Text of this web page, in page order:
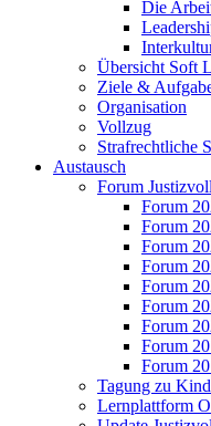
Die
Übersicht Soft
Ziele &
Organisation
Vollzug
Strafrechtliche
Austausch
Forum
Forum
Forum
Forum
Forum
Forum
Forum
Forum
Forum
Forum
Tagung zu
Lernplattform